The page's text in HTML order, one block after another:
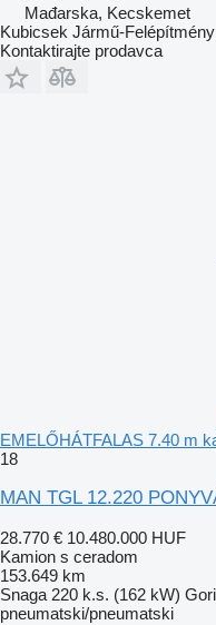
Mađarska, Kecskemet
Kubicsek Jármű-
Kontaktirajte prodavca
EMELŐHÁTFALAS 7.40 m
18
MAN TGL 12.220
28.770 € 10.480.000 HUF
Kamion s ceradom
153.649 km
Snaga 220 k.s. (162 kW)
pneumatski/pneumatski